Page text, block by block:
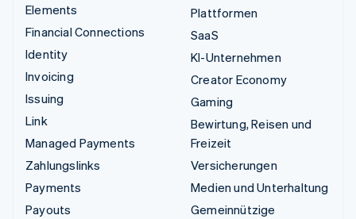
Elements
Financial Connections
Identity
Invoicing
Issuing
Link
Managed Payments
Zahlungslinks
Payments
Payouts
Plattformen
SaaS
KI-Unternehmen
Creator Economy
Gaming
Bewirtung, Reisen und
Freizeit
Versicherungen
Medien und Unterhaltung
Gemeinnützige